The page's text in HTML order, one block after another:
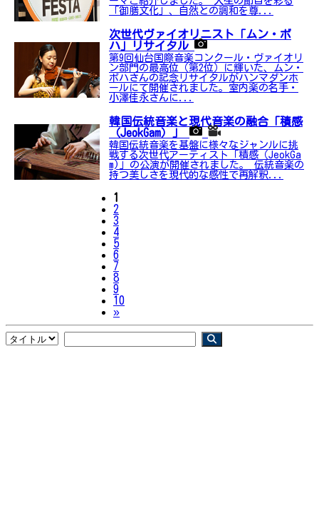
「御膳文化」、自然との調和を尊...
次世代ヴァイオリニスト「ムン・ボ
ハ」リサイタル
第9回仙台国際音楽コンクール・ヴァイオリ
ン部門の最高位（第2位）に輝いた、ムン・
ボハさんの記念リサイタルがハンマダンホ
ールにて開催されました。室内楽の名手・
小澤佳永さんに...
韓国伝統音楽と現代音楽の融合「積感
（JeokGam）」
韓国伝統音楽を基盤に様々なジャンルに挑
戦する次世代アーティスト「積感（JeokGa
m)」の公演が開催されました。 伝統音楽の
持つ美しさを現代的な感性で再解釈...
1
2
3
4
5
6
7
8
9
10
»Next